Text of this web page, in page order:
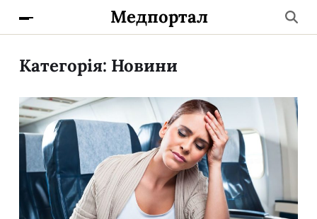
Медпортал
Категорія: Новини